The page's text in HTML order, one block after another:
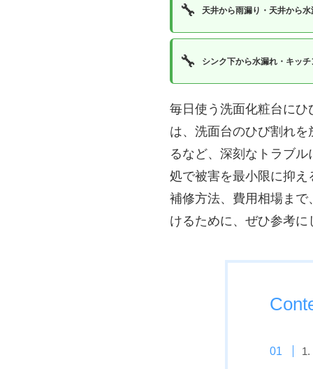
🔧 天井から雨漏り・天井から水
🔧 シンク下から水漏れ・キッ
毎日使う洗面化粧台に
は、洗面台のひび割れ
るなど、深刻なトラブ
処で被害を最小限に抑
補修方法、費用相場ま
けるために、ぜひ参考に